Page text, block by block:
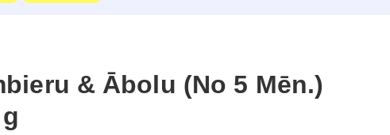
& Ābolu (No 5 Mēn.)